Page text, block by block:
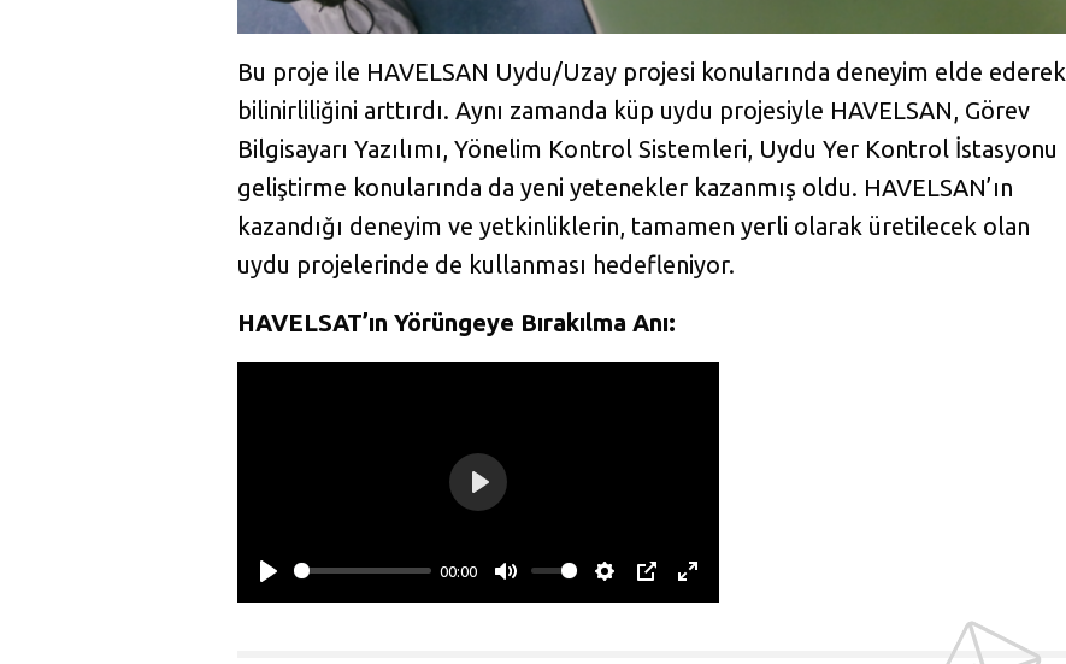
Bu proje ile HAVELSAN Uydu/Uzay projesi konularında deneyim elde ederek
bilinirliliğini arttırdı. Aynı zamanda küp uydu projesiyle HAVELSAN, Görev
Bilgisayarı Yazılımı, Yönelim Kontrol Sistemleri, Uydu Yer Kontrol İstasyonu
geliştirme konularında da yeni yetenekler kazanmış oldu. HAVELSAN’ın
kazandığı deneyim ve yetkinliklerin, tamamen yerli olarak üretilecek olan
uydu projelerinde de kullanması hedefleniyor.
HAVELSAT’ın Yörüngeye Bırakılma Anı:
P
00:00
M
S
P
E
P